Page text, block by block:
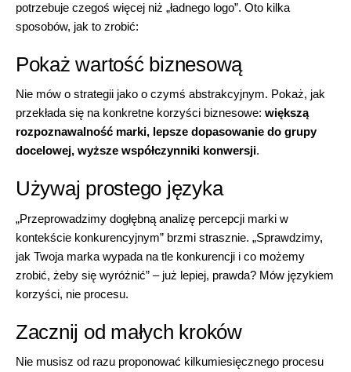
potrzebuje czegoś więcej niż „ładnego logo”. Oto kilka
sposobów, jak to zrobić:
Pokaż wartość biznesową
Nie mów o strategii jako o czymś abstrakcyjnym. Pokaż, jak
przekłada się na konkretne korzyści biznesowe: większą
rozpoznawalność marki, lepsze dopasowanie do grupy
docelowej, wyższe współczynniki konwersji.
Używaj prostego języka
„Przeprowadzimy dogłębną analizę percepcji marki w
kontekście konkurencyjnym” brzmi strasznie. „Sprawdzimy,
jak Twoja marka wypada na tle konkurencji i co możemy
zrobić, żeby się wyróżnić” – już lepiej, prawda? Mów językiem
korzyści, nie procesu.
Zacznij od małych kroków
Nie musisz od razu proponować kilkumiesięcznego procesu